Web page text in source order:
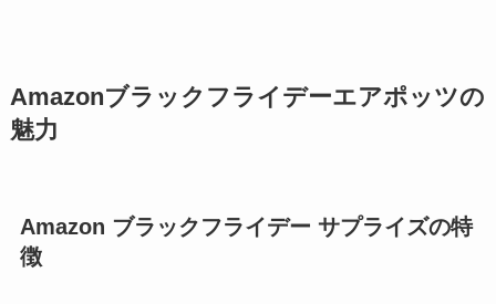
Amazonブラックフライデーエアポッツの
魅力
Amazon ブラックフライデー サプライズの特
徴